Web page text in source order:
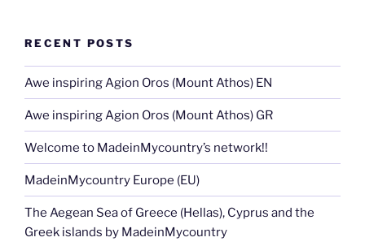
RECENT POSTS
Awe inspiring Agion Oros (Mount Athos) EN
Awe inspiring Agion Oros (Mount Athos) GR
Welcome to MadeinMycountry’s network!!
MadeinMycountry Europe (EU)
The Aegean Sea of Greece (Hellas), Cyprus and the
Greek islands by MadeinMycountry